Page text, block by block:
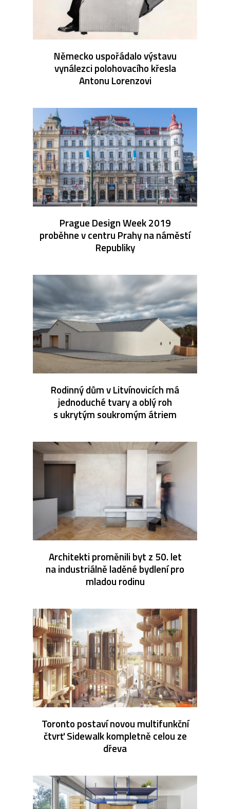
Německo uspořádalo výstavu
vynálezci polohovacího křesla
Antonu Lorenzovi
Prague Design Week 2019
proběhne v centru Prahy na náměstí
Republiky
Rodinný dům v Litvínovicích má
jednoduché tvary a oblý roh
s ukrytým soukromým átriem
Architekti proměnili byt z 50. let
na industriálně laděné bydlení pro
mladou rodinu
Toronto postaví novou multifunkční
čtvrť Sidewalk kompletně celou ze
dřeva